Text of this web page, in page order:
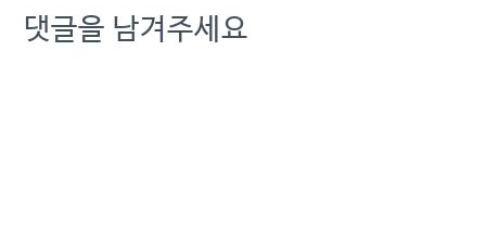
댓글을 남겨주세요